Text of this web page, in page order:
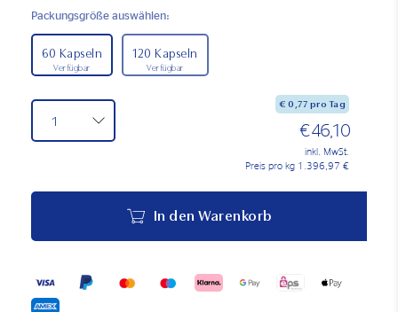
Packungsgröße auswählen:
60 Kapseln
Verfügbar
120 Kapseln
Verfügbar
€ 0,77 pro Tag
€ 46,10
inkl. MwSt.
Preis pro kg 1.396,97 €
In den Warenkorb